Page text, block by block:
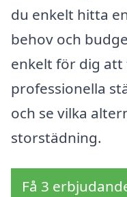
du enkelt hitta
behov och
enkelt för dig
professionella
och se vilka
storstädning.
Få 3